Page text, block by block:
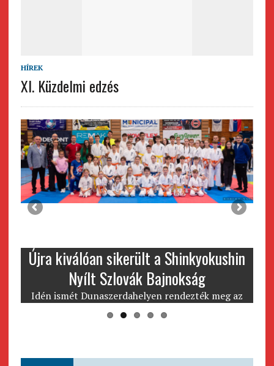
HÍREK
XI. Küzdelmi edzés
Újra kiválóan sikerült a Shinkyokushin
Nyílt Szlovák Bajnokság
Idén ismét Dunaszerdahelyen rendezték meg az
év legnagyobb Nemzetközi versenyét a Nyílt